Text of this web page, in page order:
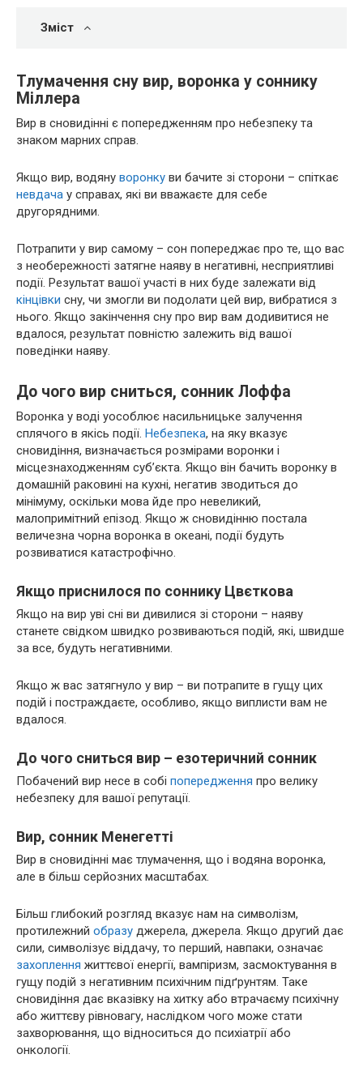
Зміст
Тлумачення сну вир, воронка у соннику
Міллера
Вир в сновидінні є попередженням про небезпеку та
знаком марних справ.
Якщо вир, водяну воронку ви бачите зі сторони – спіткає
невдача у справах, які ви вважаєте для себе
другорядними.
Потрапити у вир самому – сон попереджає про те, що вас
з необережності затягне наяву в негативні, несприятливі
події. Результат вашої участі в них буде залежати від
кінцівки сну, чи змогли ви подолати цей вир, вибратися з
нього. Якщо закінчення сну про вир вам додивитися не
вдалося, результат повністю залежить від вашої
поведінки наяву.
До чого вир сниться, сонник Лоффа
Воронка у воді уособлює насильницьке залучення
сплячого в якісь події. Небезпека, на яку вказує
сновидіння, визначається розмірами воронки і
місцезнаходженням суб’єкта. Якщо він бачить воронку в
домашній раковині на кухні, негатив зводиться до
мінімуму, оскільки мова йде про невеликий,
малопримітний епізод. Якщо ж сновидінню постала
величезна чорна воронка в океані, події будуть
розвиватися катастрофічно.
Якщо приснилося по соннику Цвєткова
Якщо на вир уві сні ви дивилися зі сторони – наяву
станете свідком швидко розвиваються подій, які, швидше
за все, будуть негативними.
Якщо ж вас затягнуло у вир – ви потрапите в гущу цих
подій і постраждаєте, особливо, якщо виплисти вам не
вдалося.
До чого сниться вир – езотеричний сонник
Побачений вир несе в собі попередження про велику
небезпеку для вашої репутації.
Вир, сонник Менегетті
Вир в сновидінні має тлумачення, що і водяна воронка,
але в більш серйозних масштабах.
Більш глибокий розгляд вказує нам на символізм,
протилежний образу джерела, джерела. Якщо другий дає
сили, символізує віддачу, то перший, навпаки, означає
захоплення життєвої енергії, вампіризм, засмоктування в
гущу подій з негативним психічним підґрунтям. Таке
сновидіння дає вказівку на хитку або втрачаєму психічну
або життєву рівновагу, наслідком чого може стати
захворювання, що відноситься до психіатрії або
онкології.